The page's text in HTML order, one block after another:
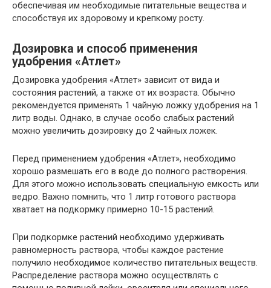
обеспечивая им необходимые питательные вещества и
способствуя их здоровому и крепкому росту.
Дозировка и способ применения
удобрения «Атлет»
Дозировка удобрения «Атлет» зависит от вида и
состояния растений, а также от их возраста. Обычно
рекомендуется применять 1 чайную ложку удобрения на 1
литр воды. Однако, в случае особо слабых растений
можно увеличить дозировку до 2 чайных ложек.
Перед применением удобрения «Атлет», необходимо
хорошо размешать его в воде до полного растворения.
Для этого можно использовать специальную емкость или
ведро. Важно помнить, что 1 литр готового раствора
хватает на подкормку примерно 10-15 растений.
При подкормке растений необходимо удерживать
равномерность раствора, чтобы каждое растение
получило необходимое количество питательных веществ.
Распределение раствора можно осуществлять с